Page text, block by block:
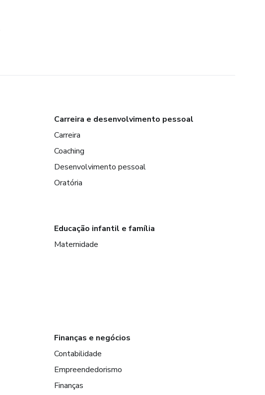
Carreira e desenvolvimento pessoal
Carreira
Coaching
Desenvolvimento pessoal
Oratória
Educação infantil e família
Maternidade
Finanças e negócios
Contabilidade
Empreendedorismo
Finanças